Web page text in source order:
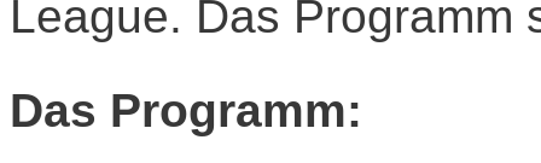
League. Das Programm
Das Programm: